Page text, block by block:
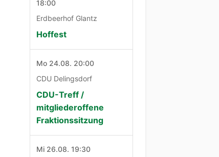
18:00
Erdbeerhof Glantz
Hoffest
Mo 24.08. 20:00
CDU Delingsdorf
CDU-Treff /
mitgliederoffene
Fraktionssitzung
Mi 26.08. 19:30